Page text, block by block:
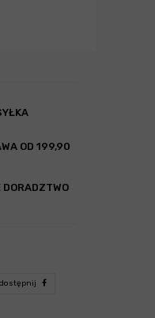
OD 199,90